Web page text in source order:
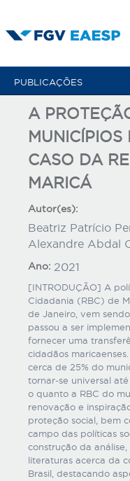
para
PUBLICAÇÕES
A
MUNICÍPIOS
CASO DA
MARICÁ
Autor(es):
Beatriz Patrício
Alexandre Abdal
Ano: 2021
[INTRODUÇÃO] A
Cidadania (RBC) de
de Janeiro, vem
passou a ser
fornecer uma
cidadãos
cerca de 25% do
tornar-se universal
o quanto a RBC do
renovação e
proteção social, bem
campo das políticas
construção da
literaturas acerca da
Brasil, destacando